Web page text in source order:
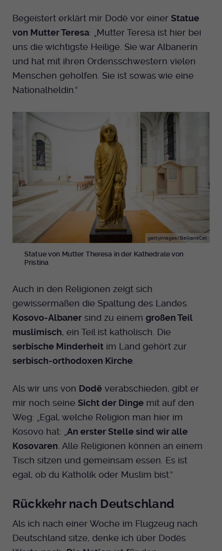
Begeistert erklärt mir Dodë vor einer Statue
von Mutter Teresa: „Mutter Teresa ist hier bei
uns die wichtigste Heilige. Sie war Albanerin
und hat mit ihren Ordensschwestern vielen
Menschen geholfen. Sie ist sowas wie eine
Nationalheldin.“
gettyimages/BalkansCat
Statue von Mutter Theresa in der Kathedrale von
Pristina
Auch in den Religionen zeigt sich
gewissermaßen die Spaltung des Landes.
Kosovo-Albaner sind zu einem großen Teil
muslimisch, ein Teil ist katholisch. Die
serbische Minderheit im Land gehört zur
serbisch-orthodoxen Kirche
Als wir uns von Dodë verabschieden, gibt er
mir noch seine Sicht der Dinge mit auf den
Weg: „Egal, welche Religion man hier im
Kosovo hat: „ An erster Stelle sind wir alle
Kosovaren . Alle Religionen können an einem
Tisch sitzen und gemeinsam essen. Es ist
egal, ob du Katholik oder Muslim bist.“
Rückkehr nach Deutschland
Als ich nach einer Woche im Flugzeug nach
Deutschland sitze, denke ich über Dodës